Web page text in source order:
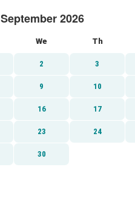
September 2026
We Th
2 3
9 10
16 17
23 24
30